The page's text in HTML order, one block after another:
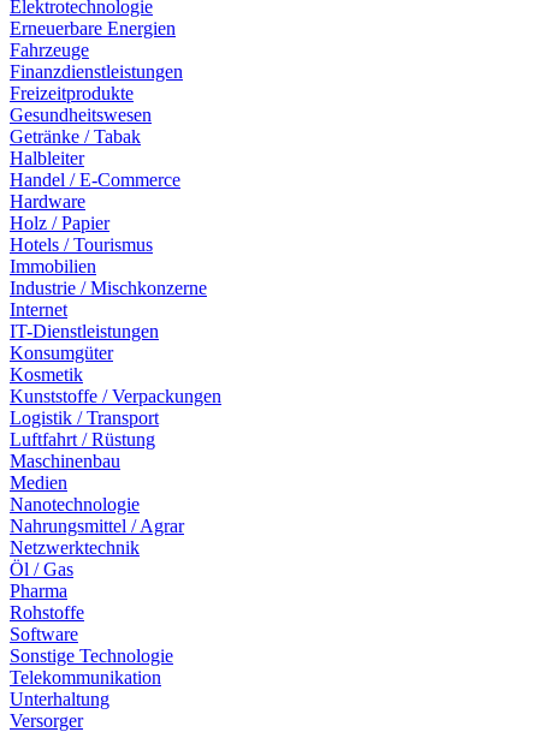
Elektrotechnologie
Erneuerbare Energien
Fahrzeuge
Finanzdienstleistungen
Freizeitprodukte
Gesundheitswesen
Getränke / Tabak
Halbleiter
Handel / E-Commerce
Hardware
Holz / Papier
Hotels / Tourismus
Immobilien
Industrie / Mischkonzerne
Internet
IT-Dienstleistungen
Konsumgüter
Kosmetik
Kunststoffe / Verpackungen
Logistik / Transport
Luftfahrt / Rüstung
Maschinenbau
Medien
Nanotechnologie
Nahrungsmittel / Agrar
Netzwerktechnik
Öl / Gas
Pharma
Rohstoffe
Software
Sonstige Technologie
Telekommunikation
Unterhaltung
Versorger